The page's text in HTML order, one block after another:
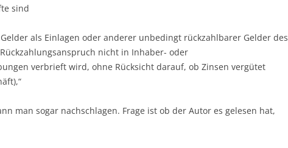
sind
als Einlagen oder anderer unbedingt rückzahlbarer Gelder des
nicht in Inhaber- oder
verbrieft wird, ohne Rücksicht darauf, ob Zinsen vergütet
man sogar nachschlagen. Frage ist ob der Autor es gelesen hat,